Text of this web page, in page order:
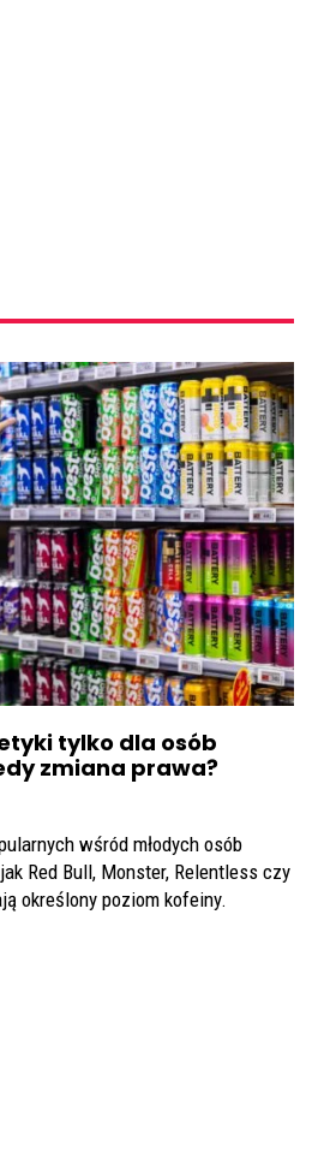
tylko dla osób
zmiana prawa?
wśród młodych osób
Red Bull, Monster, Relentless czy
określony poziom kofeiny.